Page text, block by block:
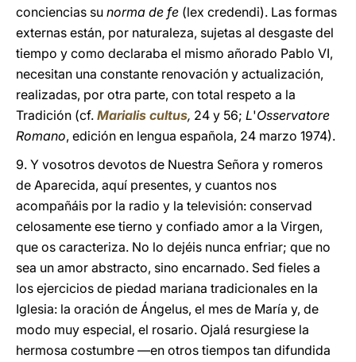
conciencias su norma de fe (lex credendi). Las formas
externas están, por naturaleza, sujetas al desgaste del
tiempo y como declaraba el mismo añorado Pablo VI,
necesitan una constante renovación y actualización,
realizadas, por otra parte, con total respeto a la
Tradición (cf. Marialis cultus, 24 y 56; L'Osservatore
Romano, edición en lengua española, 24 marzo 1974).
9. Y vosotros devotos de Nuestra Señora y romeros
de Aparecida, aquí presentes, y cuantos nos
acompañáis por la radio y la televisión: conservad
celosamente ese tierno y confiado amor a la Virgen,
que os caracteriza. No lo dejéis nunca enfriar; que no
sea un amor abstracto, sino encarnado. Sed fieles a
los ejercicios de piedad mariana tradicionales en la
Iglesia: la oración de Ángelus, el mes de María y, de
modo muy especial, el rosario. Ojalá resurgiese la
hermosa costumbre —en otros tiempos tan difundida